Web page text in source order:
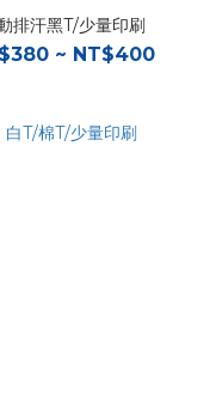
排汗黑T/少量印刷
~ NT$400